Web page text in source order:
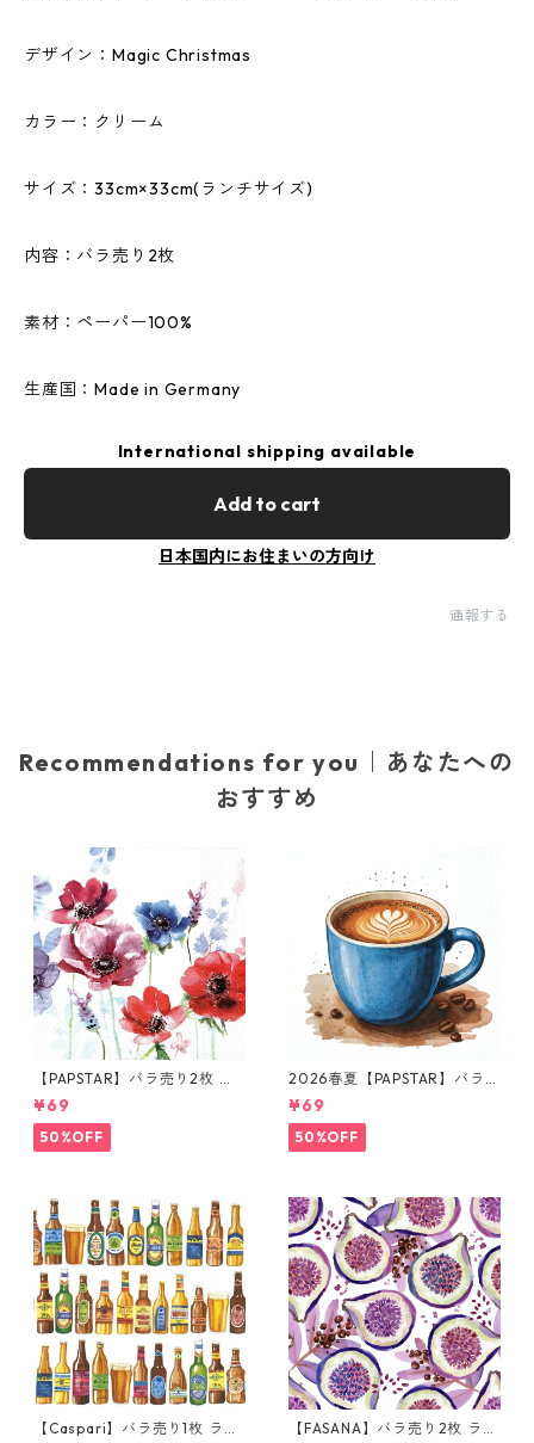
デザイン：Magic Christmas
カラー：クリーム
サイズ：33cm×33cm(ランチサイズ)
内容：バラ売り2枚
素材：ペーパー100%
生産国：Made in Germany
International shipping available
Add to cart
日本国内にお住まいの方向け
通報する
Recommendations for you｜あなたへの
おすすめ
【PAPSTAR】バラ売り2枚 ラ
ンチサイズ ペーパーナプキン
Melody レッド
¥69
50%OFF
2026春夏【PAPSTAR】バラ売
り2枚 ランチサイズ ペーパー
ナプキン Cup of Coffee ホワ
イト
¥69
50%OFF
【Caspari】バラ売り1枚 ラン
【FASANA】バラ売り2枚 ラン